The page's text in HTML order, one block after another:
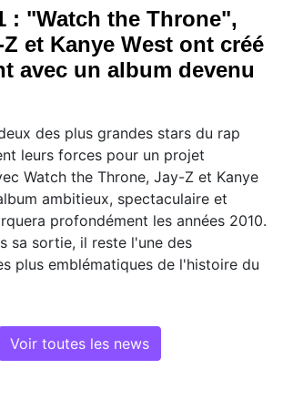
: "Watch the Throne",
et Kanye West ont créé
avec un album devenu
des plus grandes stars du rap
leurs forces pour un projet
Watch the Throne, Jay-Z et Kanye
ambitieux, spectaculaire et
profondément les années 2010.
sa sortie, il reste l'une des
plus emblématiques de l'histoire du
Voir toutes les news